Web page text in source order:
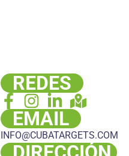
REDES
EMAIL
INFO@CUBATARGETS.COM